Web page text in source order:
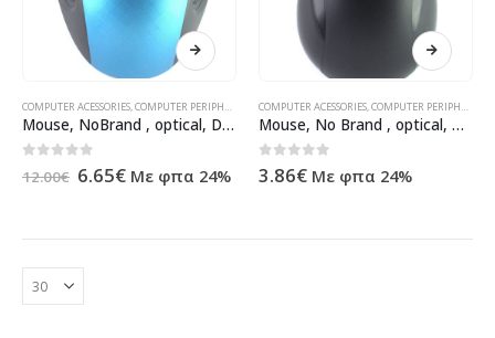
COMPUTER ACESSORIES,COMPUTER PERIPHERALS MOUSE,ΠΡΟΪΌΝΤΑ ΠΛΗΡΟΦΟΡΙΚΉΣ - ΚΙΝΗΤΉΣ
Mouse, NoBrand , optical, Different colors – 957
out of 5
12.00€ Original
6.65€Η
τρέχουσα
6.65€.
Με φπα 24%
COMPUTER ACESSORIES,COMPUTER PERIPHERALS
Mouse, No Brand , optical, Different colors – 959
0out of 5
3.86€ Με φπα 24%